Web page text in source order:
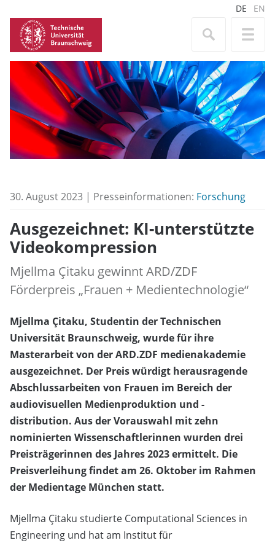
DE EN
30. August 2023 | Presseinformationen: Forschung
Ausgezeichnet: KI-unterstützte
Videokompression
Mjellma Çitaku gewinnt ARD/ZDF
Förderpreis „Frauen + Medientechnologie“
Mjellma Çitaku, Studentin der Technischen
Universität Braunschweig, wurde für ihre
Masterarbeit von der ARD.ZDF medienakademie
ausgezeichnet. Der Preis würdigt herausragende
Abschlussarbeiten von Frauen im Bereich der
audiovisuellen Medienproduktion und -
distribution. Aus der Vorauswahl mit zehn
nominierten Wissenschaftlerinnen wurden drei
Preisträgerinnen des Jahres 2023 ermittelt. Die
Preisverleihung findet am 26. Oktober im Rahmen
der Medientage München statt.
Mjellma Çitaku studierte Computational Sciences in
Engineering und hat am Institut für